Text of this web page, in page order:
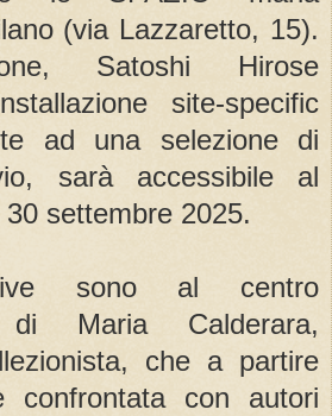
(via Lazzaretto, 15).
Satoshi Hirose
site-specific
ad una selezione di
sarà accessibile al
settembre 2025.
sono al centro
di Maria Calderara,
che a partire
con autori